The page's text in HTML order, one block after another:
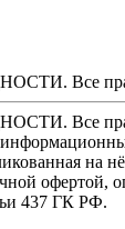
Все
Все
на
офертой,
437 ГК РФ.